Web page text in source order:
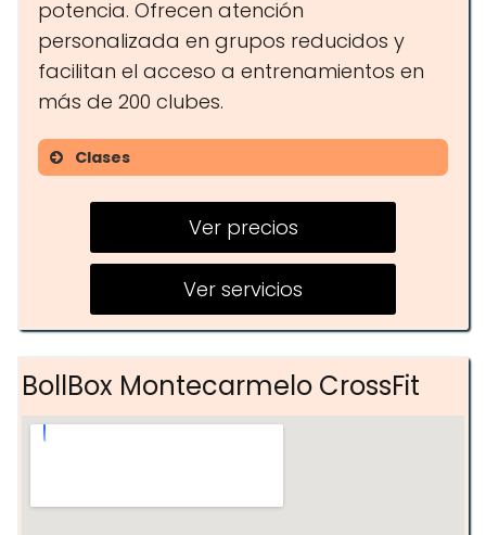
potencia. Ofrecen atención
personalizada en grupos reducidos y
facilitan el acceso a entrenamientos en
más de 200 clubes.
Clases
Fitboxing
Entrenamientos de fuerza
Plan FIT y Plan PRO
Ver precios
Ver servicios
BollBox Montecarmelo CrossFit